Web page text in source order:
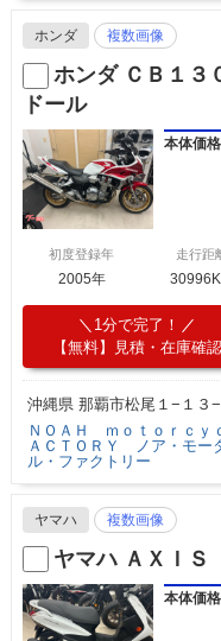
ホンダ 複数画像
ホンダ ＣＢ１
ドール
本体価格
初度登録年
2005年
走行距
1分で完了！
【無料】見積・在庫確認
沖縄県 那覇市松尾１−１３−
ＮＯＡＨ ｍｏｔｏｒｃｙ
ＡＣＴＯＲＹ ノア・モー
ル・ファクトリー
ヤマハ 複数画像
ヤマハ ＡＸＩ
本体価格